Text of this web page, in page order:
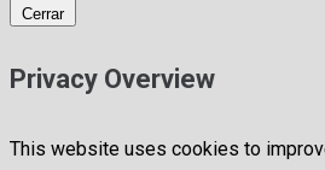
Cerrar
Privacy Overview
This website uses cookies to